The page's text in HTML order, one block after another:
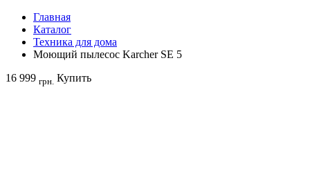
Главная
Каталог
Техника для дома
Моющий пылесос Karcher SE 5
16 999 грн. Купить